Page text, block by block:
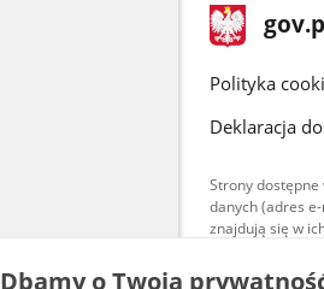
stopka
gov.pl
Polityka
Deklaracja
Strony
danych (adres
znajdują się w
Dbamy o Twoją